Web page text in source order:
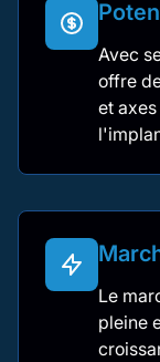
Avec
offre
et
Le
pleine